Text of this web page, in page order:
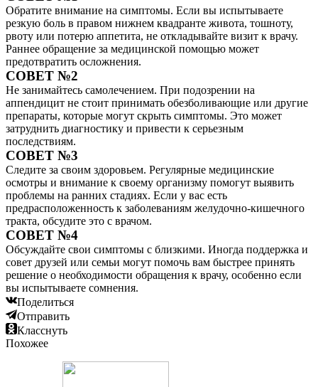
Обратите внимание на симптомы. Если вы испытываете
резкую боль в правом нижнем квадранте живота, тошноту,
рвоту или потерю аппетита, не откладывайте визит к врачу.
Раннее обращение за медицинской помощью может
предотвратить осложнения.
СОВЕТ №2
Не занимайтесь самолечением. При подозрении на
аппендицит не стоит принимать обезболивающие или другие
препараты, которые могут скрыть симптомы. Это может
затруднить диагностику и привести к серьезным
последствиям.
СОВЕТ №3
Следите за своим здоровьем. Регулярные медицинские
осмотры и внимание к своему организму помогут выявить
проблемы на ранних стадиях. Если у вас есть
предрасположенность к заболеваниям желудочно-кишечного
тракта, обсудите это с врачом.
СОВЕТ №4
Обсуждайте свои симптомы с близкими. Иногда поддержка и
совет друзей или семьи могут помочь вам быстрее принять
решение о необходимости обращения к врачу, особенно если
вы испытываете сомнения.
Поделиться
Отправить
Класснуть
Похожее